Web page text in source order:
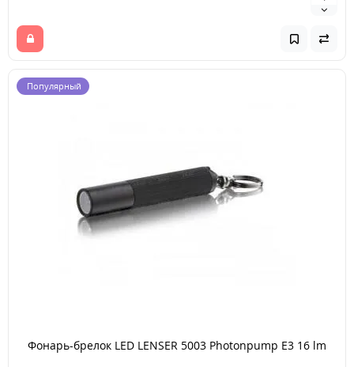
Популярный
Фонарь-брелок LED LENSER 5003 Photonpump E3 16 lm